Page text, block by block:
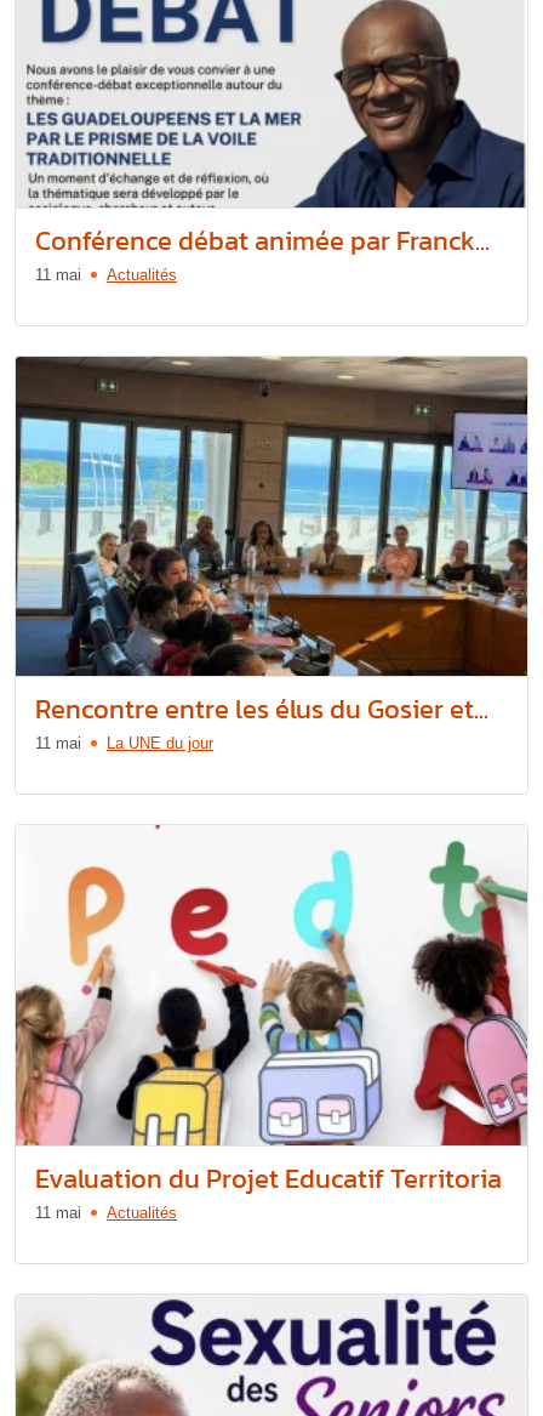
Conférence débat animée par Franck...
11 mai Actualités
Rencontre entre les élus du Gosier et...
11 mai La UNE du jour
Evaluation du Projet Educatif Territoria
11 mai Actualités